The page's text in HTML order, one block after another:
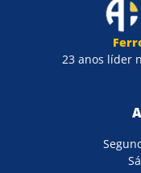
23 anos líder